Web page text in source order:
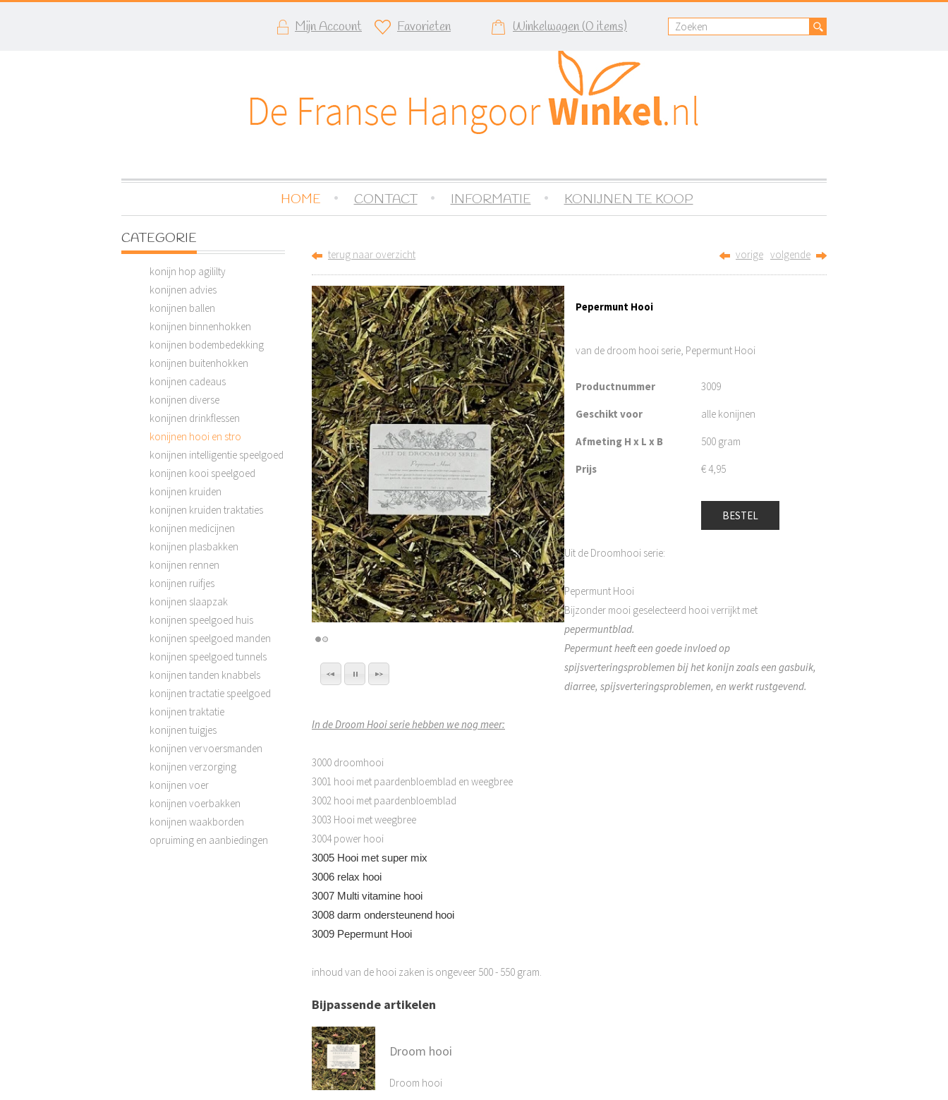
Mijn Account Favorieten Winkelwagen (0 items)
HOME CONTACT INFORMATIE KONIJNEN TE KOOP
CATEGORIE
konijn hop agililty
konijnen advies
konijnen ballen
konijnen binnenhokken
konijnen bodembedekking
konijnen buitenhokken
konijnen cadeaus
konijnen diverse
konijnen drinkflessen
konijnen hooi en stro
konijnen intelligentie speelgoed
konijnen kooi speelgoed
konijnen kruiden
konijnen kruiden traktaties
konijnen medicijnen
konijnen plasbakken
konijnen rennen
konijnen ruifjes
konijnen slaapzak
konijnen speelgoed huis
konijnen speelgoed manden
konijnen speelgoed tunnels
konijnen tanden knabbels
konijnen tractatie speelgoed
konijnen traktatie
konijnen tuigjes
konijnen vervoersmanden
konijnen verzorging
konijnen voer
konijnen voerbakken
konijnen waakborden
opruiming en aanbiedingen
terug naar overzicht vorige volgende
Pepermunt Hooi
van de droom hooi serie, Pepermunt Hooi
Productnummer 3009
Geschikt voor alle konijnen
Afmeting H x L x B 500 gram
Prijs €4,95
BESTEL
Uit de Droomhooi serie:
Pepermunt Hooi
Bijzonder mooi geselecteerd hooi verrijkt met
pepermuntblad.
Pepermunt heeft een goede invloed op
spijsverteringsproblemen bij het konijn zoals een gasbuik,
diarree, spijsverteringsproblemen, en werkt rustgevend.
In de Droom Hooi serie hebben we nog meer:
3000 droomhooi
3001 hooi met paardenbloemblad en weegbree
3002 hooi met paardenbloemblad
3003 Hooi met weegbree
3004 power hooi
3005 Hooi met super mix
3006 relax hooi
3007 Multi vitamine hooi
3008 darm ondersteunend hooi
3009 Pepermunt Hooi
inhoud van de hooi zaken is ongeveer 500 - 550 gram.
Bijpassende artikelen
Droom hooi
Droom hooi